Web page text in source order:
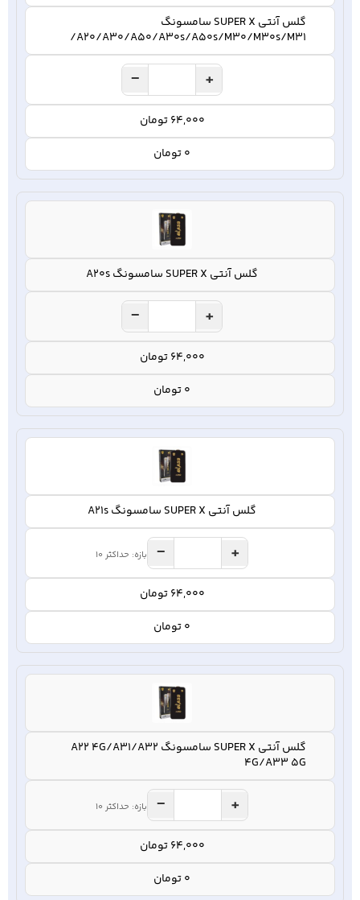
گلس آنتی SUPER X سامسونگ
A20/A30/A50/A30s/A50s/M30/M30s/M31/
− +
64,000 تومان
0 تومان
گلس آنتی SUPER X سامسونگ A20s
− +
64,000 تومان
0 تومان
گلس آنتی SUPER X سامسونگ A21s
− + بازه: حداکثر 10
64,000 تومان
0 تومان
گلس آنتی SUPER X سامسونگ A22 4G/A31/A32
4G/A33 5G
− + بازه: حداکثر 10
64,000 تومان
0 تومان